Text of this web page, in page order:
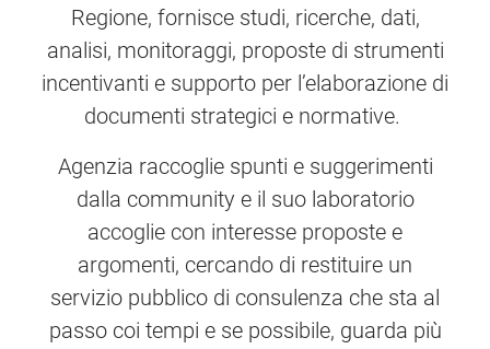
Regione, fornisce studi, ricerche, dati,
analisi, monitoraggi, proposte di strumenti
incentivanti e supporto per l’elaborazione di
documenti strategici e normative.
Agenzia raccoglie spunti e suggerimenti
dalla community e il suo laboratorio
accoglie con interesse proposte e
argomenti, cercando di restituire un
servizio pubblico di consulenza che sta al
passo coi tempi e se possibile, guarda più